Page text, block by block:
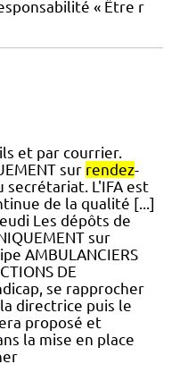
« Être r
et par courrier.
sur rendez-
secrétariat. L'IFA est
de la qualité [...]
Les dépôts de
sur
AMBULANCIERS
DE
se rapprocher
directrice puis le
proposé et
la mise en place